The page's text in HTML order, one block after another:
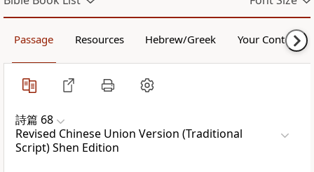
Passage Resources Hebrew/Greek Your Content
詩篇 68
Revised Chinese Union Version (Traditional
Script) Shen Edition